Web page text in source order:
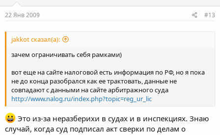
22 Янв 2009 #13
jakkot сказал(а):
зачем ограничивать себя рамками)
вот еще на сайте налоговой есть информация по РФ, но я пока
не до конца разобрался как ее трактовать, данные не
совпадают с данными на сайте арбитражного суда
http://www.nalog.ru/index.php?topic=reg_ur_lic
Это из-за неразберихи в судах и в инспекциях. Знаю
случай, когда суд подписал акт сверки по делам о